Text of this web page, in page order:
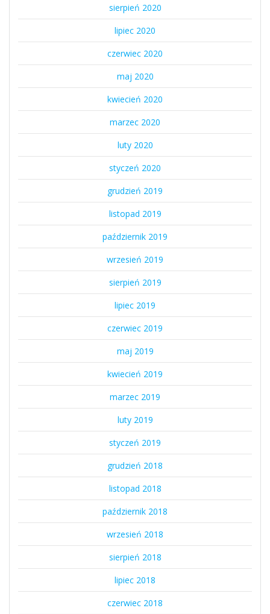
sierpień 2020
lipiec 2020
czerwiec 2020
maj 2020
kwiecień 2020
marzec 2020
luty 2020
styczeń 2020
grudzień 2019
listopad 2019
październik 2019
wrzesień 2019
sierpień 2019
lipiec 2019
czerwiec 2019
maj 2019
kwiecień 2019
marzec 2019
luty 2019
styczeń 2019
grudzień 2018
listopad 2018
październik 2018
wrzesień 2018
sierpień 2018
lipiec 2018
czerwiec 2018